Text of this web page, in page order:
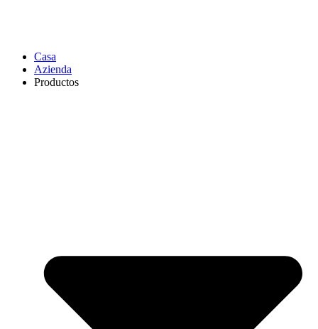
Casa
Azienda
Productos